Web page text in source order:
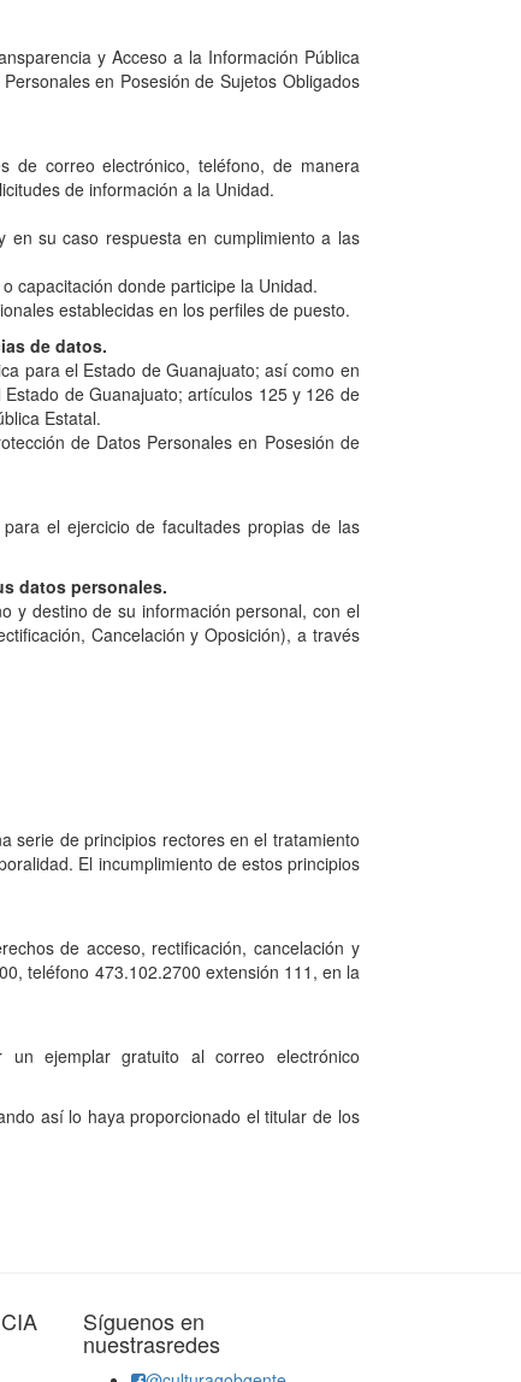
y Acceso a la Información Pública
en Posesión de Sujetos Obligados
de correo electrónico, teléfono, de manera
de información a la Unidad.
en su caso respuesta en cumplimiento a las
capacitación donde participe la Unidad.
establecidas en los perfiles de puesto.
de datos.
para el Estado de Guanajuato; así como en
de Guanajuato; artículos 125 y 126 de
Estatal.
de Datos Personales en Posesión de
el ejercicio de facultades propias de las
datos personales.
y destino de su información personal, con el
Cancelación y Oposición), a través
serie de principios rectores en el tratamiento
El incumplimiento de estos principios
de acceso, rectificación, cancelación y
teléfono 473.102.2700 extensión 111, en la
ejemplar gratuito al correo electrónico
así lo haya proporcionado el titular de los
Síguenos en
nuestrasredes